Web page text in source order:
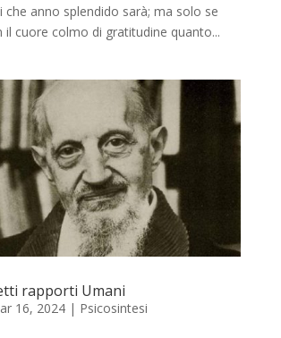
che anno splendido sarà; ma solo se
il cuore colmo di gratitudine quanto...
rapporti Umani
16, 2024| Psicosintesi